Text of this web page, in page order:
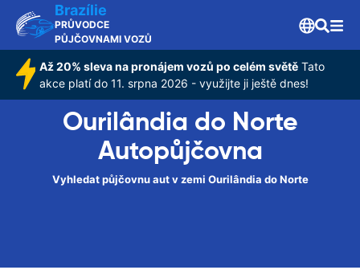
Brazílie
PRŮVODCE
PŮJČOVNAMI VOZŮ
Až 20% sleva na pronájem vozů po celém světě Tato
akce platí do 11. srpna 2026 - využijte ji ještě dnes!
Ourilândia do Norte
Autopůjčovna
Vyhledat půjčovnu aut v zemi Ourilândia do Norte